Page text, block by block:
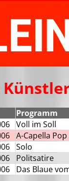
Programm
Voll im Soll
A-Capella Pop
Solo
Politsatire
Das Blaue